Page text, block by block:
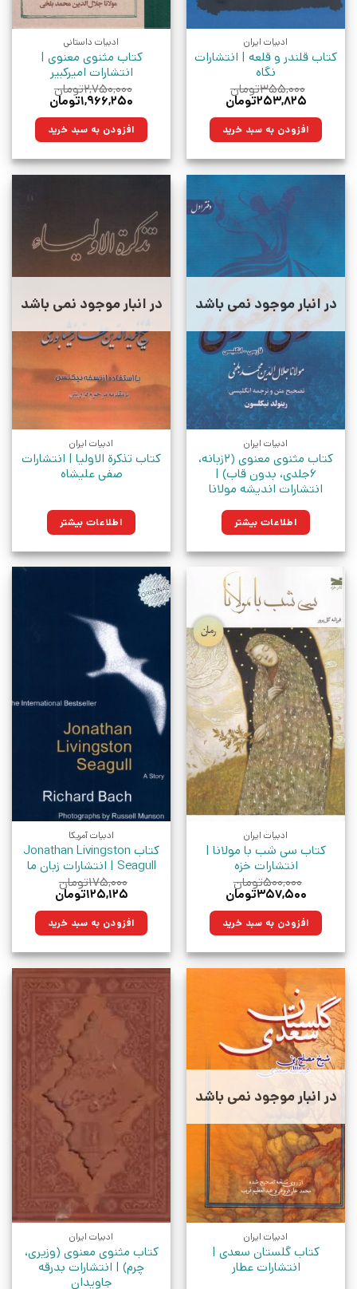
ادبیات ایران
کتاب قلندر و قلعه | انتشارات
نگاه
۳۵۵,۰۰۰تومان
قیمت
۳۵۵,۰۰۰تومان
بود.
۲۵۳,۸۲۵تومان
۲۵۳,۸۲۵تومان.افزودن به سبد خرید
ادبیات داستانی
کتاب مثنوی معنوی |
انتشارات امیرکبیر
۲,۷۵۰,۰۰۰تومان
قیمت
۲,۷۵۰,۰۰۰تومان
بود.
۱,۹۶۶,۲۵۰تومان
۱,۹۶۶,۲۵۰تومان. افزودن به سبد خرید
در انبار موجود نمی باشد
ادبیات ایران
کتاب مثنوی معنوی (2زبانه،
6جلدی، بدون قاب) |
انتشارات اندیشه مولانا
اطلاعات بیشتر
در انبار موجود نمی باشد
ادبیات ایران
کتاب تذکرة الاولیا | انتشارات
صفی علیشاه
اطلاعات بیشتر
ادبیات ایران
کتاب سی شب با مولانا |
انتشارات خزه
۵۰۰,۰۰۰تومان
قیمت
۵۰۰,۰۰۰تومان
بود.
۳۵۷,۵۰۰تومان
۳۵۷,۵۰۰تومان.افزودن به سبد خرید
ادبیات آمریکا
کتاب Jonathan Livingston
Seagull | انتشارات زبان ما
۱۷۵,۰۰۰تومان
قیمت
۱۷۵,۰۰۰تومان
بود.
۱۲۵,۱۲۵تومان
۱۲۵,۱۲۵تومان.افزودن به سبد خرید
در انبار موجود نمی باشد
ادبیات ایران
کتاب گلستان سعدی |
انتشارات عطار
ادبیات ایران
کتاب مثنوی معنوی (وزیری،
چرم) | انتشارات بدرقه
جاویدان